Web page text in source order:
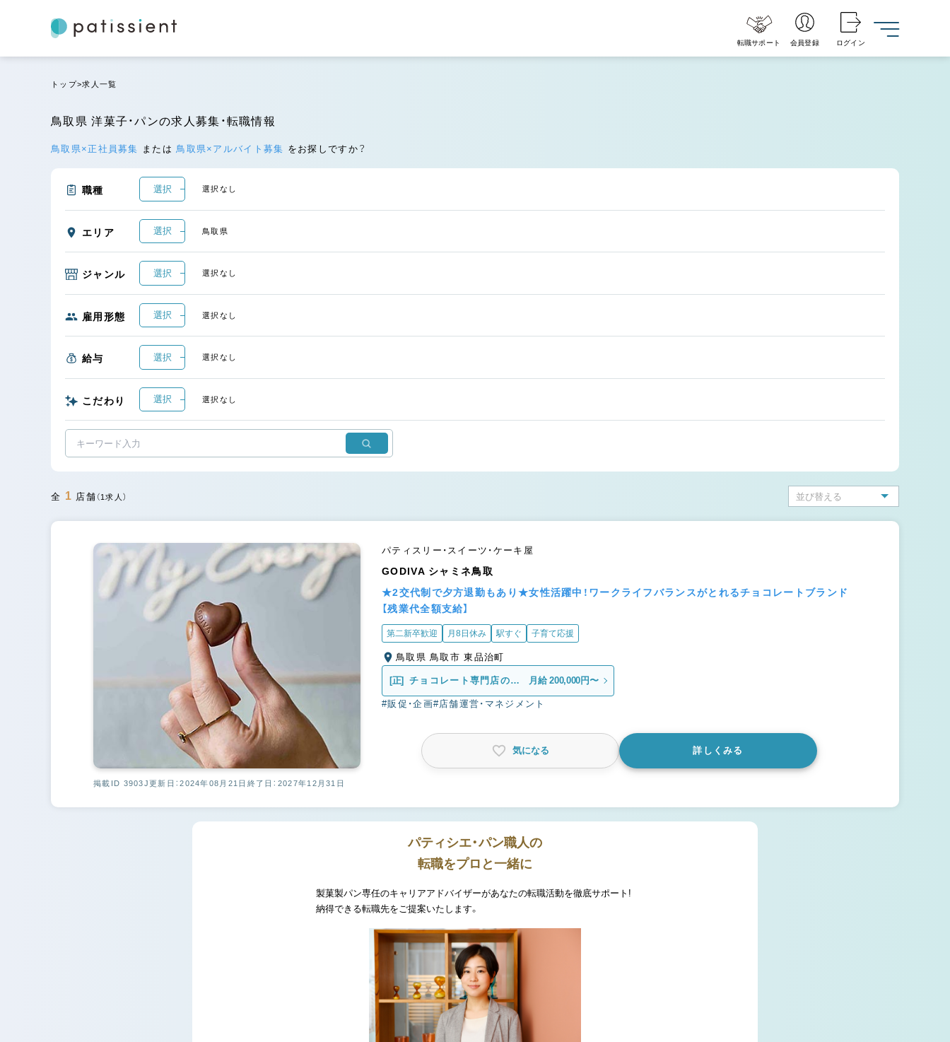
転職サポート 会員登録 ログイン
トップ 求人一覧
鳥取県 洋菓子・パンの求人募集・転職情報
鳥取県×正社員募集 または鳥取県×アルバイト募集 をお探しですか？
職種 選択 選択なし
エリア 選択 鳥取県
ジャンル 選択 選択なし
雇用形態 選択 選択なし
給与 選択 選択なし
こだわり 選択 選択なし
全 1 店舗 （1求人）
パティスリー・スイーツ・ケーキ屋
GODIVA シャミネ鳥取
★2交代制で夕方退勤もあり★女性活躍中！ワークライフバランスがとれるチョコレートブランド
【残業代全額支給】
第二新卒歓迎 月8日休み 駅すぐ 子育て応援
鳥取県 鳥取市 東品治町
[正]
チョコレート専門店の販
売スタッフ
月給 200,000円〜
#販促・企画#店舗運営・マネジメント
気になる 詳しくみる
掲載ID 3903J更新日：2024年08月21日 終了日：2027年12月31日
パティシエ・パン職人の
転職をプロと一緒に
製菓製パン専任のキャリアアドバイザーがあなたの転職活動を徹底サポート!
納得できる転職先をご提案いたします。